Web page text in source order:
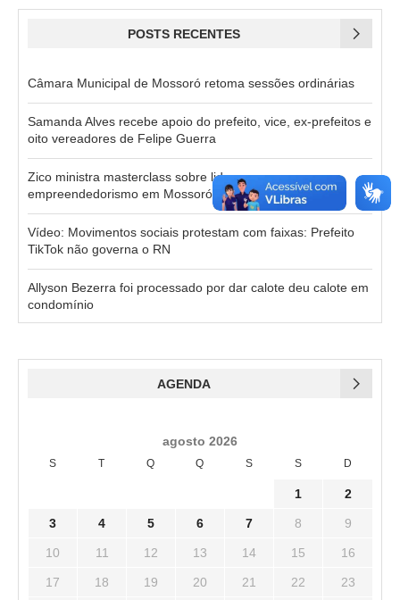
POSTS RECENTES
Câmara Municipal de Mossoró retoma sessões ordinárias
Samanda Alves recebe apoio do prefeito, vice, ex-prefeitos e
oito vereadores de Felipe Guerra
Zico ministra masterclass sobre liderança e
empreendedorismo em Mossoró no dia 25 de agosto
Vídeo: Movimentos sociais protestam com faixas: Prefeito
TikTok não governa o RN
Allyson Bezerra foi processado por dar calote deu calote em
condomínio
AGENDA
agosto 2026
S T Q Q S S D
1 2
3 4 5 6 7 8 9
10 11 12 13 14 15 16
17 18 19 20 21 22 23